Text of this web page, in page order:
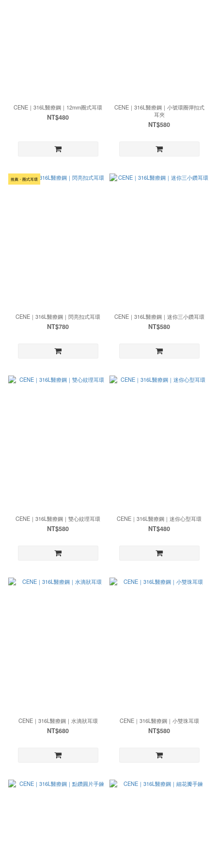
CENE｜316L醫療鋼｜12mm圈式耳環
NT$480
CENE｜316L醫療鋼｜小號環圈彈扣式
耳夾
NT$580
推薦・圈式耳環
CENE｜316L醫療鋼｜閃亮扣式耳環
NT$780
CENE｜316L醫療鋼｜迷你三小鑽耳環
NT$580
CENE｜316L醫療鋼｜雙心紋理耳環
NT$580
CENE｜316L醫療鋼｜迷你心型耳環
NT$480
CENE｜316L醫療鋼｜水滴狀耳環
NT$680
CENE｜316L醫療鋼｜小雙珠耳環
NT$580